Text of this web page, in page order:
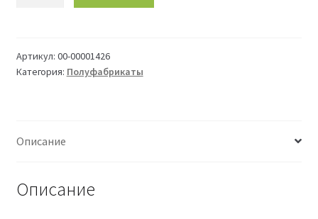
VF
(8
Артикул: 00-00001426
Категория: Полуфабрикаты
Описание
Описание